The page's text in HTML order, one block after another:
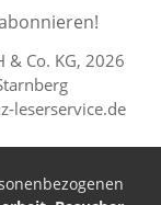
im Abo Jahre
& Co. KG, 2026
leserservice.de